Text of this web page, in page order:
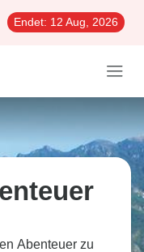
Endet: 12 Aug, 2026
Abenteuer zu